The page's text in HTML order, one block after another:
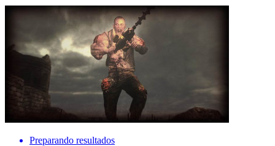
Preparando resultados